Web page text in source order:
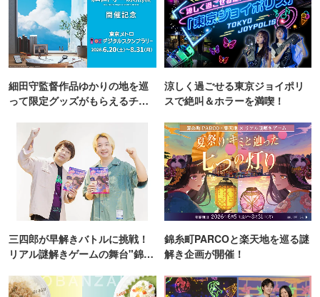
細田守監督作品ゆかりの地を巡
って限定グッズがもらえるチャ
涼しく過ごせる東京ジョイポリ
スで絶叫＆ホラーを満喫！
三四郎が早解きバトルに挑戦！
リアル謎解きゲームの舞台"錦糸
錦糸町PARCOと楽天地を巡る謎
解き企画が開催！